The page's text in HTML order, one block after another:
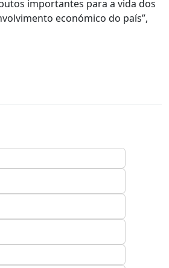
importantes para a vida dos
económico do país”,